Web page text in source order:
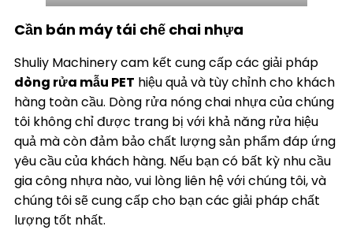
Cần bán máy tái chế chai nhựa
Shuliy Machinery cam kết cung cấp các giải pháp
dòng rửa mẫu PET hiệu quả và tùy chỉnh cho khách
hàng toàn cầu. Dòng rửa nóng chai nhựa của chúng
tôi không chỉ được trang bị với khả năng rửa hiệu
quả mà còn đảm bảo chất lượng sản phẩm đáp ứng
yêu cầu của khách hàng. Nếu bạn có bất kỳ nhu cầu
gia công nhựa nào, vui lòng liên hệ với chúng tôi, và
chúng tôi sẽ cung cấp cho bạn các giải pháp chất
lượng tốt nhất.